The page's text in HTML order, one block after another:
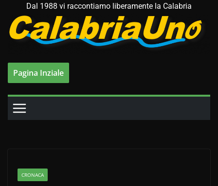
contenuto
Dal 1988 vi raccontiamo liberamente la Calabria
Pagina Inziale
CRONACA